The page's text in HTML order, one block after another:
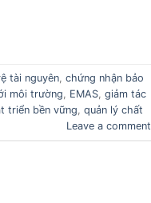
tài nguyên chứng nhận bảo
môi trường EMAS giảm tác
triển bền vững quản lý chất
Leave a comment